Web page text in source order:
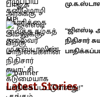
“ஜிஎஸ்டி
நிதிசார்
Latest Stories